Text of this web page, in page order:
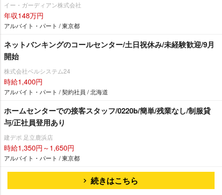
イー・ガーディアン株式会社
年収148万円
アルバイト・パート / 東京都
ネットバンキングのコールセンター/土日祝休み/未経験歓迎/9月
開始
株式会社ベルシステム24
時給1,400円
アルバイト・パート / 契約社員 / 北海道
ホームセンターでの接客スタッフ/0220b/簡単/残業なし/制服貸
与/正社員登用あり
建デポ 足立鹿浜店
時給1,350円～1,650円
アルバイト・パート / 東京都
続きはこちら